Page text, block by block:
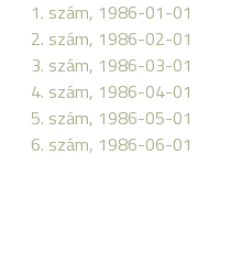
1. szám, 1986-01-01
2. szám, 1986-02-01
3. szám, 1986-03-01
4. szám, 1986-04-01
5. szám, 1986-05-01
6. szám, 1986-06-01